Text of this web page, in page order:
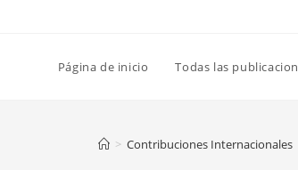
Página de inicio Todas las
> Contribuciones Internacionales